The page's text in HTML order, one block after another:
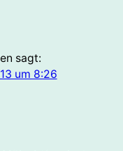
sagt:
um 8:26